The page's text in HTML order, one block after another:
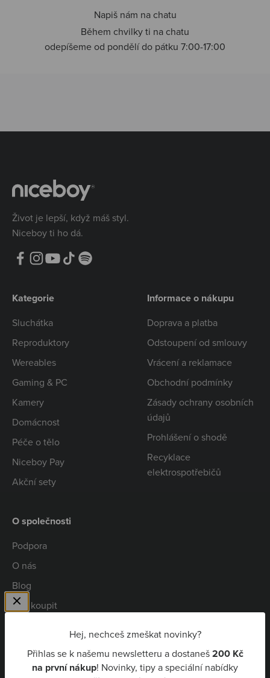
Hej, nechceš zmeškat novinky?
Přihlas se k našemu newsletteru a dostaneš200 Kč
na první nákup! Novinky, tipy a speciální nabídky
Napiš nám na chatu
Během chvilky ti na chatu
odepíšeme od pondělí do pátku 7:00-17:00
Život je lepší, když máš styl.
Niceboy ti ho dá.
Kategorie
Sluchátka
Reproduktory
Wereables
Gaming & PC
Kamery
Domácnost
Péče o tělo
Niceboy Pay
Akční sety
Informace o nákupu
Doprava a platba
Odstoupení od smlouvy
Vrácení a reklamace
Obchodní podmínky
Zásady ochrany osobních
údajů
Prohlášení o shodě
Recyklace
elektrospotřebičů
O společnosti
Podpora
O nás
Blog
Kde koupit
Niceboy Pay